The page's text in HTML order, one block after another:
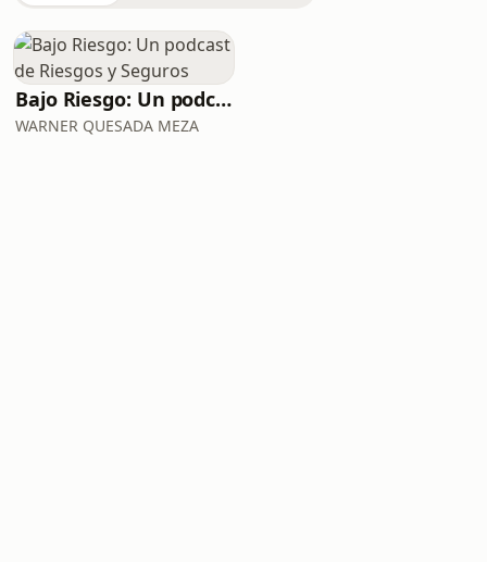
Bajo Riesgo: Un podcast de Riesgos y Seguros
WARNER QUESADA MEZA